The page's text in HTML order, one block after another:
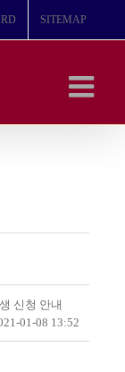
SITEMAP
신청 안내
01-08 13:52